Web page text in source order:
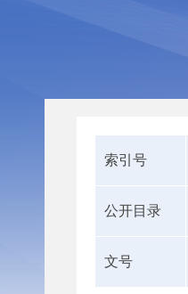
索引号
公开目录
文号